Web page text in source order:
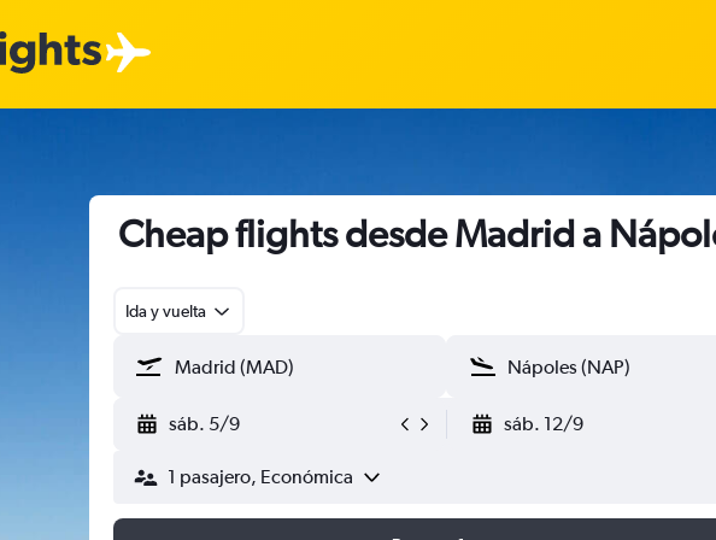
Cheap flights desde Madrid a
Ida y vuelta
sáb. 5/9 sáb. 12/9
1 pasajero, Económica